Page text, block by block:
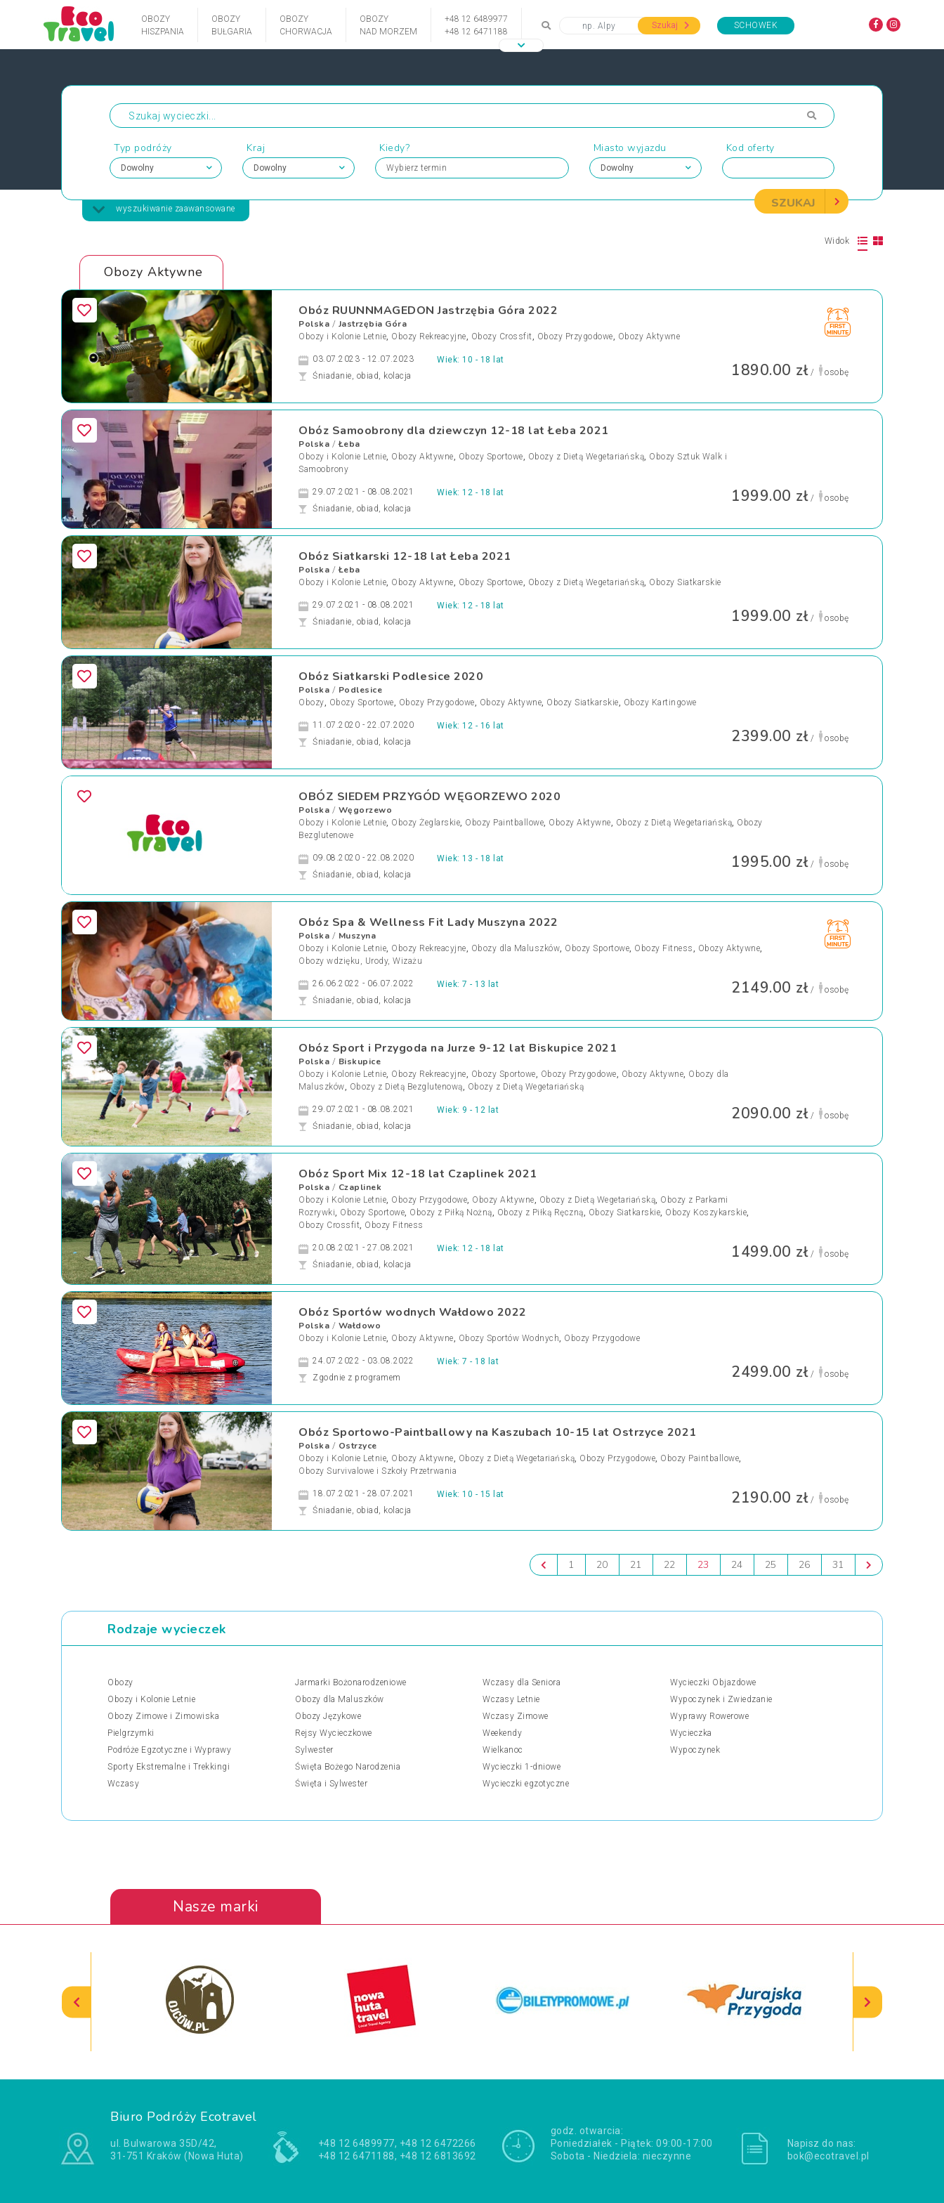
OBOZY
HISZPANIA
OBOZY
BUŁGARIA
OBOZY
CHORWACJA
OBOZY
NAD MORZEM
+48 12 6489977
+48 12 6471188
Szukaj SCHOWEK
Typ podróży Kraj Kiedy?
Wybierz termin
Miasto wyjazdu Kod oferty
SZUKAJ
wyszukiwanie zaawansowane
Widok
Obozy Aktywne
Obóz RUUNNMAGEDON Jastrzębia Góra 2022
Polska / Jastrzębia Góra
Obozy i Kolonie Letnie, Obozy Rekreacyjne, Obozy Crossfit, Obozy Przygodowe, Obozy Aktywne
Wiek: 10 - 18 lat
03.07.2023 - 12.07.2023
Śniadanie, obiad, kolacja
1890.00 zł/ osobę
Obóz Samoobrony dla dziewczyn 12-18 lat Łeba 2021
Polska /Łeba
Obozy i Kolonie Letnie, Obozy Aktywne, Obozy Sportowe, Obozy z Dietą Wegetariańską, Obozy Sztuk Walk i
Samoobrony
Wiek: 12 - 18 lat
29.07.2021 - 08.08.2021
Śniadanie, obiad, kolacja
1999.00 zł/ osobę
Obóz Siatkarski 12-18 lat Łeba 2021
Polska /Łeba
Obozy i Kolonie Letnie, Obozy Aktywne, Obozy Sportowe, Obozy z Dietą Wegetariańską, Obozy Siatkarskie
Wiek: 12 - 18 lat
29.07.2021 - 08.08.2021
Śniadanie, obiad, kolacja
1999.00 zł/ osobę
Obóz Siatkarski Podlesice 2020
Polska / Podlesice
Obozy, Obozy Sportowe, Obozy Przygodowe, Obozy Aktywne, Obozy Siatkarskie, Obozy Kartingowe
Wiek: 12 - 16 lat
11.07.2020 - 22.07.2020
Śniadanie, obiad, kolacja
2399.00 zł/ osobę
OBÓZ SIEDEM PRZYGÓD WĘGORZEWO 2020
Polska / Węgorzewo
Obozy i Kolonie Letnie, Obozy Żeglarskie, Obozy Paintballowe, Obozy Aktywne, Obozy z Dietą Wegetariańską, Obozy
Bezglutenowe
Wiek: 13 - 18 lat
09.08.2020 - 22.08.2020
Śniadanie, obiad, kolacja
1995.00 zł/ osobę
Obóz Spa & Wellness Fit Lady Muszyna 2022
Polska / Muszyna
Obozy i Kolonie Letnie, Obozy Rekreacyjne, Obozy dla Maluszków, Obozy Sportowe, Obozy Fitness , Obozy Aktywne,
Obozy wdzięku, Urody, Wizażu
Wiek: 7 - 13 lat
26.06.2022 - 06.07.2022
Śniadanie, obiad, kolacja
2149.00 zł/ osobę
Obóz Sport i Przygoda na Jurze 9-12 lat Biskupice 2021
Polska / Biskupice
Obozy i Kolonie Letnie, Obozy Rekreacyjne, Obozy Sportowe, Obozy Przygodowe, Obozy Aktywne, Obozy dla
Maluszków, Obozy z Dietą Bezglutenową, Obozy z Dietą Wegetariańską
Wiek: 9 - 12 lat
29.07.2021 - 08.08.2021
Śniadanie, obiad, kolacja
2090.00 zł/ osobę
Obóz Sport Mix 12-18 lat Czaplinek 2021
Polska / Czaplinek
Obozy i Kolonie Letnie, Obozy Przygodowe, Obozy Aktywne, Obozy z Dietą Wegetariańską, Obozy z Parkami
Rozrywki, Obozy Sportowe, Obozy z Piłką Nożną, Obozy z Piłką Ręczną, Obozy Siatkarskie, Obozy Koszykarskie,
Obozy Crossfit, Obozy Fitness
Wiek: 12 - 18 lat
20.08.2021 - 27.08.2021
Śniadanie, obiad, kolacja
1499.00 zł/ osobę
Obóz Sportów wodnych Wałdowo 2022
Polska / Wałdowo
Obozy i Kolonie Letnie, Obozy Aktywne, Obozy Sportów Wodnych, Obozy Przygodowe
Wiek: 7 - 18 lat
24.07.2022 - 03.08.2022
Zgodnie z programem
2499.00 zł/ osobę
Obóz Sportowo-Paintballowy na Kaszubach 10-15 lat Ostrzyce 2021
Polska / Ostrzyce
Obozy i Kolonie Letnie, Obozy Aktywne, Obozy z Dietą Wegetariańską, Obozy Przygodowe, Obozy Paintballowe,
Obozy Survivalowe i Szkoły Przetrwania
Wiek: 10 - 15 lat
18.07.2021 - 28.07.2021
Śniadanie, obiad, kolacja
2190.00 zł/ osobę
1 20 21 22 23 24 25 26 31
Rodzaje wycieczek
Obozy
Obozy i Kolonie Letnie
Obozy Zimowe i Zimowiska
Pielgrzymki
Podróże Egzotyczne i Wyprawy
Sporty Ekstremalne i Trekkingi
Wczasy
Jarmarki Bożonarodzeniowe
Obozy dla Maluszków
Obozy Językowe
Rejsy Wycieczkowe
Sylwester
Święta Bożego Narodzenia
Święta i Sylwester
Wczasy dla Seniora
Wczasy Letnie
Wczasy Zimowe
Weekendy
Wielkanoc
Wycieczki 1-dniowe
Wycieczki egzotyczne
Wycieczki Objazdowe
Wypoczynek i Zwiedzanie
Wyprawy Rowerowe
Wycieczka
Wypoczynek
Nasze marki
Biuro Podróży Ecotravel
ul. Bulwarowa 35D/42,
31-751 Kraków (Nowa Huta)
+48 12 6489977, +48 12 6472266
+48 12 6471188, +48 12 6813692
godz. otwarcia:
Poniedziałek - Piątek: 09:00-17:00
Sobota - Niedziela: nieczynne
Napisz do nas:
bok@ecotravel.pl